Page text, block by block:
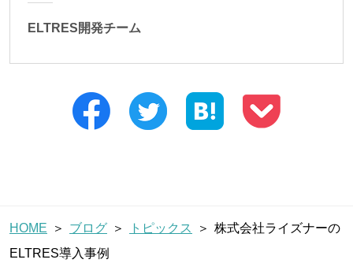
ELTRES開発チーム
HOME ブログ トピックス
株式会社ライズナーの
ELTRES導入事例